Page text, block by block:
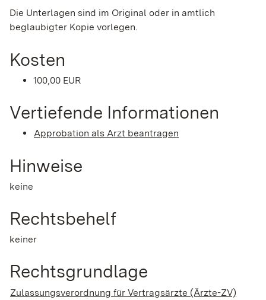
Die Unterlagen sind im Original oder in amtlich
beglaubigter Kopie vorlegen.
Kosten
100,00 EUR
Vertiefende Informationen
Approbation als Arzt beantragen
Hinweise
keine
Rechtsbehelf
keiner
Rechtsgrundlage
Zulassungsverordnung für Vertragsärzte (Ärzte-ZV)